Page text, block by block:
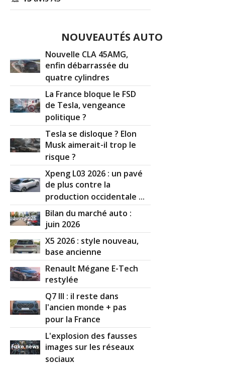
NOUVEAUTÉS AUTO
Nouvelle CLA 45AMG,
enfin débarrassée du
quatre cylindres
La France bloque le FSD
de Tesla, vengeance
politique ?
Tesla se disloque ? Elon
Musk aimerait-il trop le
risque ?
Xpeng L03 2026 : un pavé
de plus contre la
production occidentale ...
Bilan du marché auto :
juin 2026
X5 2026 : style nouveau,
base ancienne
Renault Mégane E-Tech
restylée
Q7 III : il reste dans
l'ancien monde + pas
pour la France
L'explosion des fausses
images sur les réseaux
sociaux